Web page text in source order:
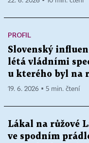
PROFIL
Slovenský
létá vládními
u kterého byl na
19. 6. 2026 ▪ 5 min. čtení
Lákal na růžové
ve spodním